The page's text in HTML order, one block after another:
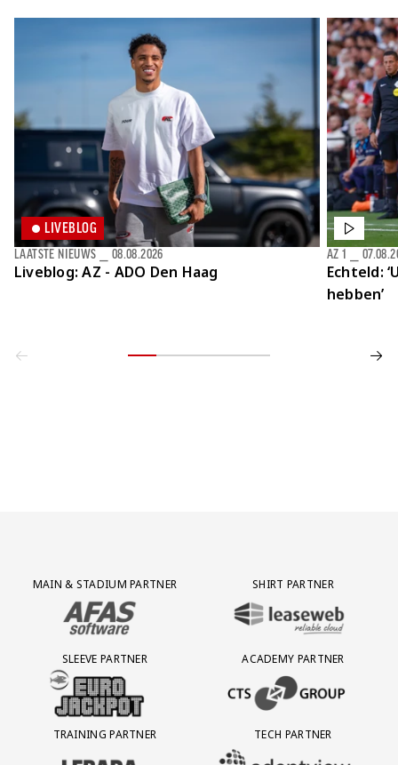
Liveblog: AZ - ADO Den Haag
LAATSTE NIEUWS 08.08.2026
LIVEBLOG
Echteld:
hebben’
AZ 1
Partner Logos Grid
MAIN & STADIUM PARTNER
BEZOEK ONZE MAIN & STADIUM PARTNER AFAS SOFTWARE
SHIRT PARTNER
BEZOEK ONZE SHIRT PARTNER
SLEEVE PARTNER
BEZOEK ONZE SLEEVE PARTNER EUROJACKPOT
ACADEMY PARTNER
BEZOEK ONZE ACADEMY
TRAINING PARTNER
BEZOEK ONZE TRAINING PARTNER LEBARA
TECH PARTNER
BEZOEK ONZE TECH PARTNER